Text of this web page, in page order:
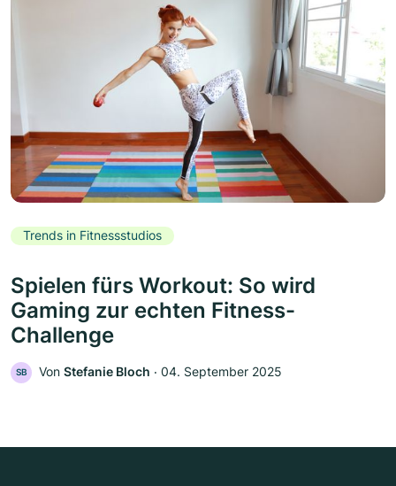
Trends in Fitnessstudios
Spielen fürs Workout: So wird
Gaming zur echten Fitness-
Challenge
SB Von Stefanie Bloch ‧ 04. September 2025